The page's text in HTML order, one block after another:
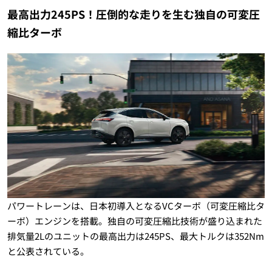
最高出力245PS！圧倒的な走りを生む独自の可変圧
縮比ターボ
パワートレーンは、日本初導入となるVCターボ（可変圧縮比タ
ーボ）エンジンを搭載。独自の可変圧縮比技術が盛り込まれた
排気量2Lのユニットの最高出力は245PS、最大トルクは352Nm
と公表されている。